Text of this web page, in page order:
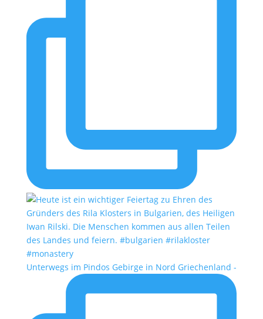
Unterwegs im Pindos Gebirge in Nord Griechenland -